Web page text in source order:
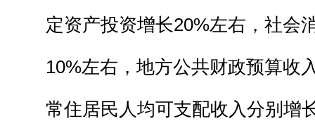
定资产投资增长20%左右，社会
10%左右，地方公共财政预算收
常住居民人均可支配收入分别增